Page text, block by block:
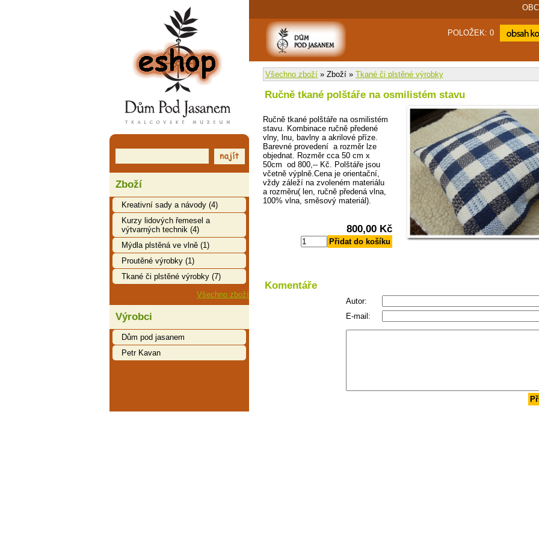
POLOŽEK: 0
Zobrazit
Zboží
Kreativní sady a návody (4)
Kurzy lidových řemesel a
výtvarných technik (4)
Mýdla plstěná ve vlně (1)
Proutěné výrobky (1)
Tkané či plstěné výrobky (7)
Všechno zboží
Výrobci
Dům pod jasanem
Petr Kavan
Všechno zboží » Zboží » Tkané či plstěné výrobky
Ručně tkané polštáře na osmilistém stavu
Ručně tkané polštáře na osmilistém
stavu. Kombinace ručně předené
vlny, lnu, bavlny a akrilové příze.
Barevné provedení a rozměr lze
objednat. Rozměr cca 50 cm x
50cm od 800,-- Kč. Polštáře jsou
včetně výplně.Cena je orientační,
vždy záleží na zvoleném materiálu
a rozměru( len, ručně předená vlna,
100% vlna, směsový materiál).
800,00 Kč
Přidat do košíku
Komentáře
Autor:
E-mail: